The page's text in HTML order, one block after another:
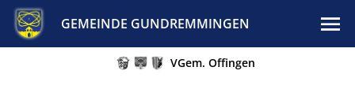
GEMEINDE GUNDREMMINGEN
VGem. Offingen